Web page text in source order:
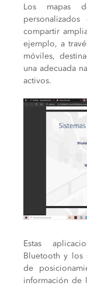
Los mapas
compartir
ejemplo, a
móviles,
una adecuada
activos.
Estas
Bluetooth y los
de
información de